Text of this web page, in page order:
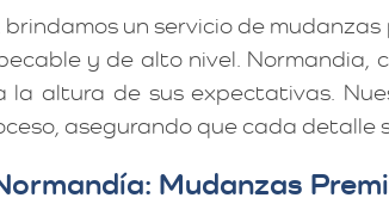
brindamos un servicio de
y de alto nivel. Normandia,
la altura de sus expectativas.
asegurando que cada detalle
Mudanzas